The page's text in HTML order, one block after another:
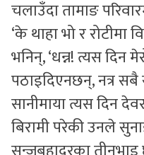
चलाउँदा तामाङ
‘के थाहा भो र
भनिन्, ‘धन्न! त्यस दिन
पठाइदिएनछन्, नत्र सबै
सानीमाया त्यस दिन
बिरामी परेकी उनले